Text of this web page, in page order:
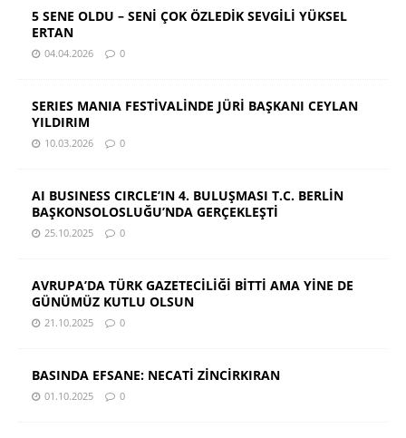
5 SENE OLDU – SENİ ÇOK ÖZLEDİK SEVGİLİ YÜKSEL
ERTAN
04.04.2026 0
SERIES MANIA FESTİVALİNDE JÜRİ BAŞKANI CEYLAN
YILDIRIM
10.03.2026 0
AI BUSINESS CIRCLE’IN 4. BULUŞMASI T.C. BERLİN
BAŞKONSOLOSLUĞU’NDA GERÇEKLEŞTİ
25.10.2025 0
AVRUPA’DA TÜRK GAZETECİLİĞİ BİTTİ AMA YİNE DE
GÜNÜMÜZ KUTLU OLSUN
21.10.2025 0
BASINDA EFSANE: NECATİ ZİNCİRKIRAN
01.10.2025 0